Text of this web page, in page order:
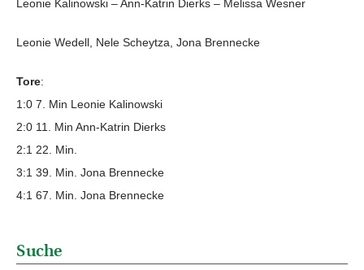
Leonie Kalinowski – Ann-Katrin Dierks – Melissa Wesner
Leonie Wedell, Nele Scheytza, Jona Brennecke
Tore:
1:0 7. Min Leonie Kalinowski
2:0 11. Min Ann-Katrin Dierks
2:1 22. Min.
3:1 39. Min. Jona Brennecke
4:1 67. Min. Jona Brennecke
Suche